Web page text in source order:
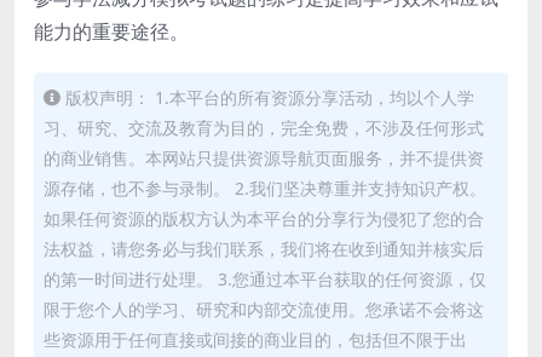
能力的重要途径。
版权声明： 1.本平台的所有资源分享活动，均以个人学
习、研究、交流及教育为目的，完全免费，不涉及任何形式
的商业销售。本网站只提供资源导航页面服务，并不提供资
源存储，也不参与录制。 2.我们坚决尊重并支持知识产权。
如果任何资源的版权方认为本平台的分享行为侵犯了您的合
法权益，请您务必与我们联系，我们将在收到通知并核实后
的第一时间进行处理。 3.您通过本平台获取的任何资源，仅
限于您个人的学习、研究和内部交流使用。您承诺不会将这
些资源用于任何直接或间接的商业目的，包括但不限于出